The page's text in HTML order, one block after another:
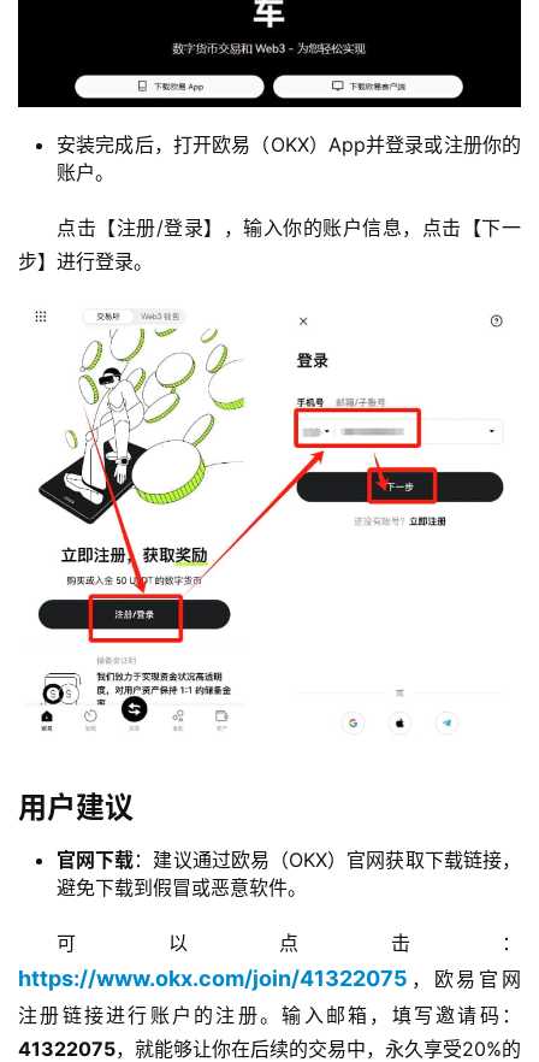
闻
分
问
安装完成后，打开欧易（OKX）App并登录或注册你的
账户。
点击【注册/登录】，输入你的账户信息，点击【下一
步】进行登录。
用户建议
官网下载：建议通过欧易（OKX）官网获取下载链接，
避免下载到假冒或恶意软件。
可以点击：
https://www.okx.com/join/41322075 ，欧易官网
注册链接进行账户的注册。输入邮箱，填写邀请码：
41322075，就能够让你在后续的交易中，永久享受20%的